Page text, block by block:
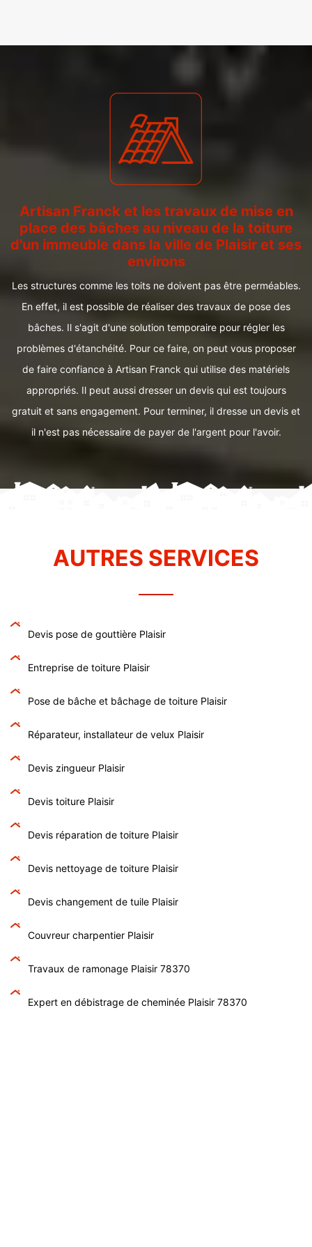
Artisan Franck et les travaux de mise en
place des bâches au niveau de la toiture
d'un immeuble dans la ville de Plaisir et ses
environs
Les structures comme les toits ne doivent pas être perméables.
En effet, il est possible de réaliser des travaux de pose des
bâches. Il s'agit d'une solution temporaire pour régler les
problèmes d'étanchéité. Pour ce faire, on peut vous proposer
de faire confiance à Artisan Franck qui utilise des matériels
appropriés. Il peut aussi dresser un devis qui est toujours
gratuit et sans engagement. Pour terminer, il dresse un devis et
il n'est pas nécessaire de payer de l'argent pour l'avoir.
AUTRES SERVICES
Devis pose de gouttière Plaisir
Entreprise de toiture Plaisir
Pose de bâche et bâchage de toiture Plaisir
Réparateur, installateur de velux Plaisir
Devis zingueur Plaisir
Devis toiture Plaisir
Devis réparation de toiture Plaisir
Devis nettoyage de toiture Plaisir
Devis changement de tuile Plaisir
Couvreur charpentier Plaisir
Travaux de ramonage Plaisir 78370
Expert en débistrage de cheminée Plaisir 78370